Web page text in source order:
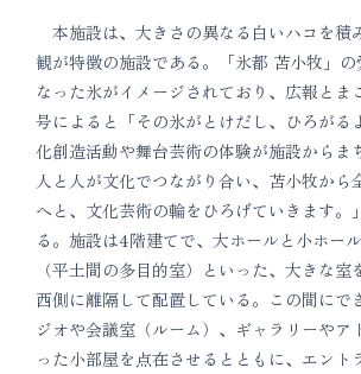
本施設は、大きさの異なる白いハコを積
観が特徴の施設である。「氷都 苫小牧」
なった氷がイメージされており、広報とま
号によると「その氷がとけだし、ひろがる
化創造活動や舞台芸術の体験が施設からま
人と人が文化でつながり合い、苫小牧から
へと、文化芸術の輪をひろげていきます。
る。施設は4階建てで、大ホールと小ホー
（平土間の多目的室）といった、大きな
西側に離隔して配置している。この間にで
ジオや会議室（ルーム）、ギャラリーやア
った小部屋を点在させるとともに、エント